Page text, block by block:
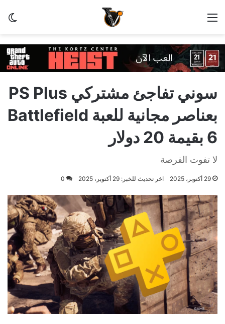
سوني تفاجئ مشتركي PS Plus
بعناصر مجانية للعبة Battlefield
6 بقيمة 20 دولار
لا تفوت الفرصة
29 أكتوبر، 2025 اخر تحديث للخبر: 29 أكتوبر، 2025 0